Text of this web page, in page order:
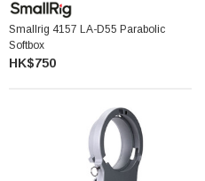
Smallrig 4157 LA-D55 Parabolic
Softbox
HK$750